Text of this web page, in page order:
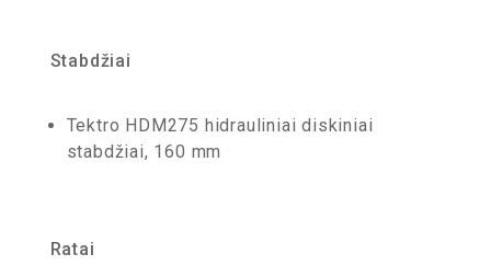
Stabdžiai
Tektro HDM275 hidrauliniai diskiniai
stabdžiai, 160 mm
Ratai